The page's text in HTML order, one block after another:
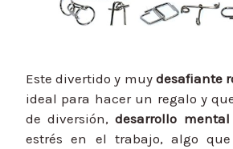
Este divertido y muy desafiante
ideal para hacer un regalo y
de diversión,desarrollo mental
estrés en el trabajo, algo